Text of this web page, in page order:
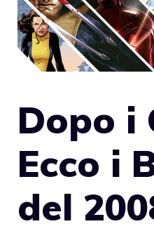
Dopo i
Ecco i
del